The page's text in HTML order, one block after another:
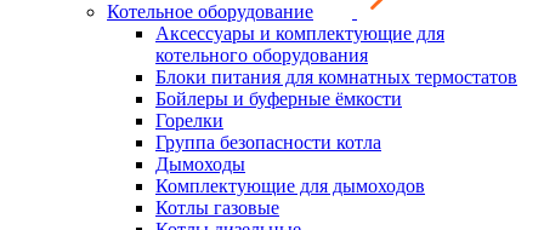
Котельное оборудование
Аксессуары и комплектующие для
котельного оборудования
Блоки питания для комнатных термостатов
Бойлеры и буферные ёмкости
Горелки
Группа безопасности котла
Дымоходы
Комплектующие для дымоходов
Котлы газовые